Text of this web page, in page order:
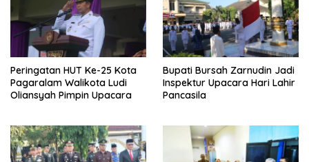
Peringatan HUT Ke-25 Kota
Pagaralam Walikota Ludi
Oliansyah Pimpin Upacara
Bupati Bursah Zarnudin Jadi
Inspektur Upacara Hari Lahir
Pancasila